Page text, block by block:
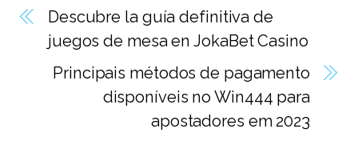
Descubre la guía definitiva de
juegos de mesa en JokaBet Casino
Principais métodos de pagamento
disponíveis no Win444 para
apostadores em 2023